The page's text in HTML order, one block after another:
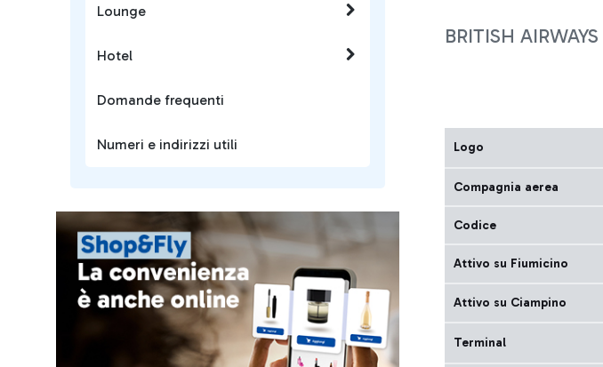
BRITISH AIRWAYS
Logo
Compagnia aerea
Codice
Attivo su Fiumicino
Attivo su Ciampino
Terminal
Lounge
Hotel
Domande frequenti
Numeri e indirizzi utili